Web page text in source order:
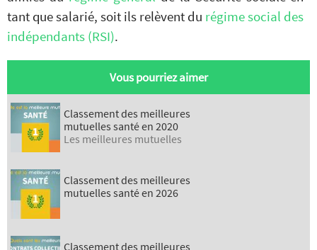
tant que salarié, soit ils relèvent du régime social des
indépendants (RSI).
Vous pourriez aimer
Classement des meilleures
mutuelles santé en 2020
Les meilleures mutuelles
Classement des meilleures
mutuelles santé en 2026
Classement des meilleures